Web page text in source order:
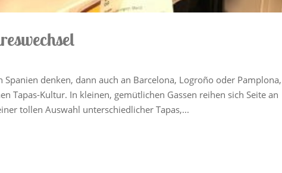
Spanien denken, dann auch an Barcelona, Logroño oder Pamplona,
Tapas-Kultur. In kleinen, gemütlichen Gassen reihen sich Seite an
tollen Auswahl unterschiedlicher Tapas,...